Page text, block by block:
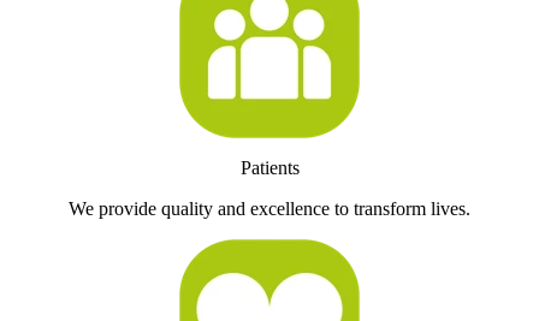
Patients
We provide quality and excellence to transform lives.